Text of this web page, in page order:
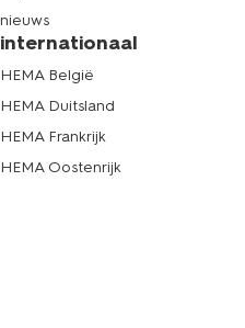
nieuws
internationaal
HEMA België
HEMA Duitsland
HEMA Frankrijk
HEMA Oostenrijk